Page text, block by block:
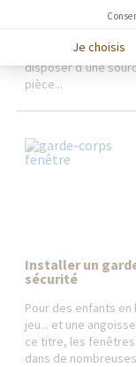
Agrandir l’espace
combles a de quoi
disposer d’une
pièce...
Installer un
sécurité
Pour des enfants
jeu... et une
ce titre, les
dans de
Je choisis